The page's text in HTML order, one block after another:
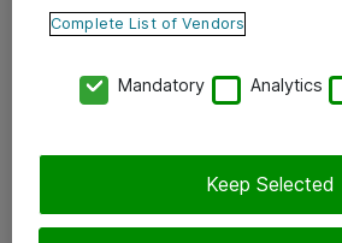
Yhteystiedot
Ota yhteyttä
Complete List of Vendors
Mandatory Analytics
Keep Selected